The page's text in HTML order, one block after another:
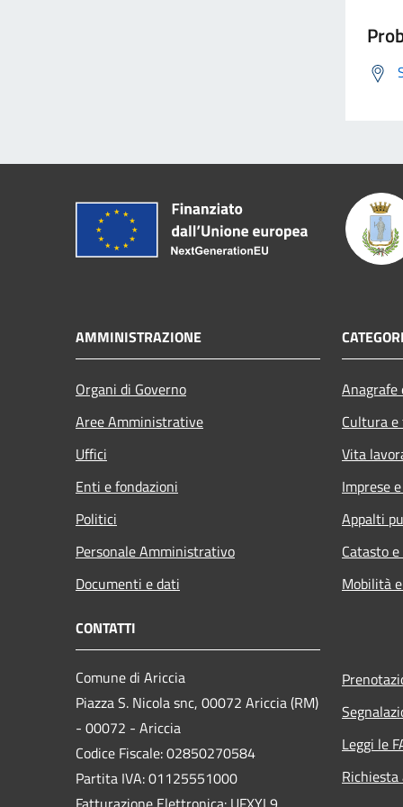
AMMINISTRAZIONE
Organi di Governo
Aree Amministrative
Uffici
Enti e fondazioni
Politici
Personale Amministrativo
Documenti e dati
Cultura
Vita
Imprese
Appalti
Catasto
Mobilità
CONTATTI
Comune di Ariccia
Piazza S. Nicola snc, 00072 Ariccia (RM)
- 00072 - Ariccia
Codice Fiscale: 02850270584
Partita IVA: 01125551000
Leggi le